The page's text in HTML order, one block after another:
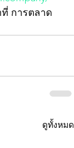
ที่ การตลาด
ดูทั้งหมด